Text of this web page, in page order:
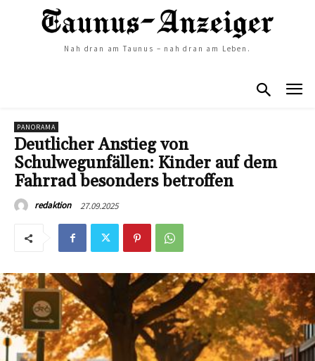
Nah dran am Taunus – nah dran am Leben.
PANORAMA
Deutlicher Anstieg von
Schulwegunfällen: Kinder auf dem
Fahrrad besonders betroffen
redaktion 27.09.2025